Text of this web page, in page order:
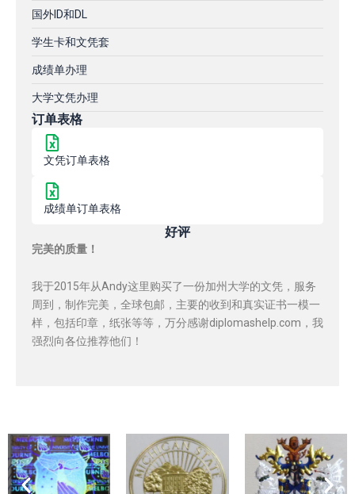
国外ID和DL
学生卡和文凭套
成绩单办理
大学文凭办理
订单表格
文凭订单表格
成绩单订单表格
好评
完美的质量！
我于2015年从Andy这里购买了一份加州大学的文凭，服务
周到，制作完美，全球包邮，主要的收到和真实证书一模一
样，包括印章，纸张等等，万分感谢diplomashelp.com，我
强烈向各位推荐他们！